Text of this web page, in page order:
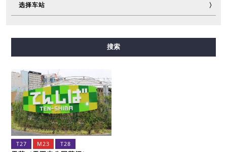
选择车站
搜索
T27 M23 T28